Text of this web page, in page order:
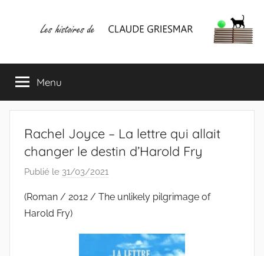
Les
histoires
de
CLAUDE
GRIESMAR
mes
lectures
favorites
Menu
Rachel Joyce – La lettre qui allait
changer le destin d’Harold Fry
Publié le 31/03/2021
r
l
a
(Roman / 2012 / The unlikely pilgrimage of
Harold Fry)